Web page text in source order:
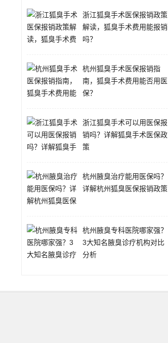
浙江狐臭手术医保报销政策
解读，狐臭手术费用能报销
吗？
杭州狐臭手术医保报销指
南，狐臭手术费用能否用医
保？
浙江狐臭手术可以用医保报
销吗？详解狐臭手术医保政
策
杭州腋臭治疗能用医保吗？
详解杭州狐臭医保报销政策
杭州腋臭专科医院哪家强？
3大知名腋臭诊疗机构对比
分析